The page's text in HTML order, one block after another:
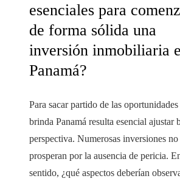
esenciales para
de forma sólida una
inversión inmobiliaria
Panamá?
Para sacar partido de las
brinda Panamá resulta esencial ajustar
perspectiva. Numerosas inversiones no
prosperan por la ausencia de pericia.
sentido, ¿qué aspectos deberían